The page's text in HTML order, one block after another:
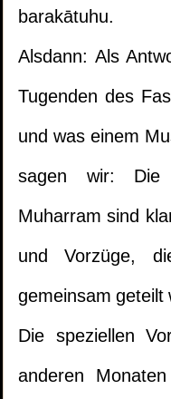
barakātuhu.
Alsdann: Als
Tugenden des
und was einem
sagen wir: Die
Muharram sind
und Vorzüge,
gemeinsam geteilt
Die speziellen
anderen